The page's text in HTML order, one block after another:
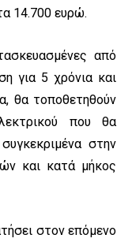
14.700 ευρώ.
από
για 5 χρόνια και
θα τοποθετηθούν
που θα
στην
και κατά μήκος
στον επόμενο